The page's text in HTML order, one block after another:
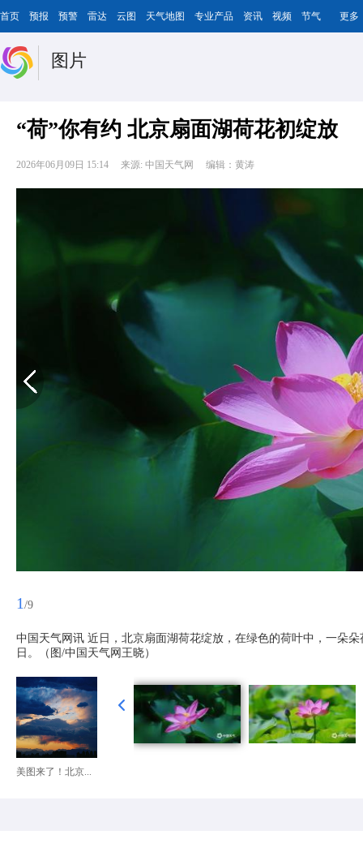
首页 预报 预警 雷达 云图 天气地图 专业产品 资讯 视频 节气 更多
图片
“荷”你有约 北京扇面湖荷花初绽放
2026年06月09日 15:14 来源: 中国天气网 编辑：黄涛
1 /9
中国天气网讯 近日，北京扇面湖荷花绽放，在绿色的荷叶中，一朵
日。（图/中国天气网王晓）
美图来了！北京...